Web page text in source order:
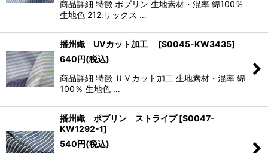
商品詳細 特徴 ポプリン 生地素材・混率 綿100％
生地色 212.サックス …
播州織 UVカット加工 [S0045-KW3435]
640円(税込)
商品詳細 特徴 ＵＶカット加工 生地素材・混率 綿
100％ 生地色 …
播州織 ポプリン ストライプ [S0047-
KW1292-1]
540円(税込)